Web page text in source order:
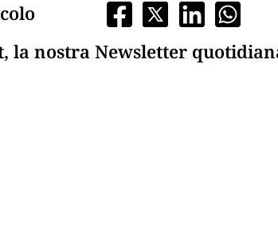
la nostra Newsletter